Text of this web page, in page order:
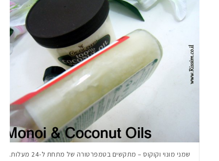
שמני מונוי וקוקוס – מתקשים בטמפרטורה של מתחת ל-24 מעלות.